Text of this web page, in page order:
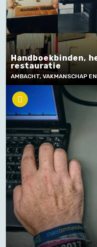
Handboekbinden,
restauratie
AMBACHT, VAKMANSCHAP